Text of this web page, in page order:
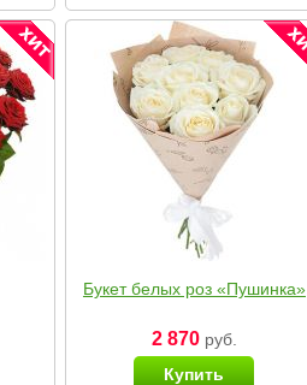
Букет белых роз «Пушинка»
2 870руб.
Купить